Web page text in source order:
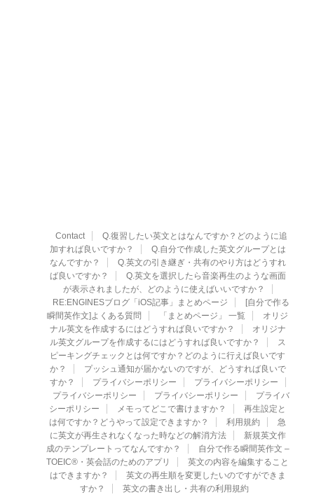
Contact
Q.復習したい英文とはなんですか？どのように追
加すれば良いですか？
Q.自分で作成した英文グループとは
なんですか？
Q.英文の引き継ぎ・共有のやり方はどうすれ
ば良いですか？
Q.英文を選択したら音楽再生のような画面
が表示されましたが、どのように使えばいいですか？
RE:ENGINESブログ「iOS記事」まとめページ
[自分で作る
瞬間英作文]よくある質問
「まとめページ」 一覧
オリジ
ナル英文を作成するにはどうすれば良いですか？
オリジナ
ル英文グループを作成するにはどうすれば良いですか？
ス
ピーキングチェックとは何ですか？どのように行えば良いです
か？
プッシュ通知が届かないのですが、どうすれば良いで
すか？
プライバシーポリシー
プライバシーポリシー
プライバシーポリシー
プライバシーポリシー
プライバ
シーポリシー
メモってどこで書けますか？
再生設定と
は何ですか？どうやって設定できますか？
利用規約
急
に英文が再生されなくなった時などの解消方法
新規英文作
成のテンプレートってなんですか？
自分で作る瞬間英作文 –
TOEIC®・英会話のためのアプリ
英文の内容を編集すること
はできますか？
英文の再生順を変更したいのですができま
すか？
英文の書き出し・共有の利用規約